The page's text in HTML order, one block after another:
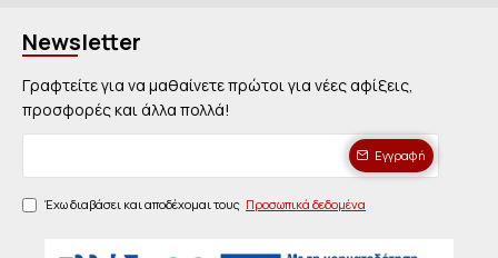
Newsletter
Γραφτείτε για να μαθαίνετε πρώτοι για νέες αφίξεις,
προσφορές και άλλα πολλά!
Εγγραφή
Έχω διαβάσει και αποδέχομαι τους Προσωπικά δεδομένα